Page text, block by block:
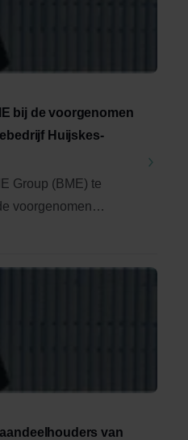
bij de voorgenomen
Huijskes-
Group (BME) te
voorgenomen
van